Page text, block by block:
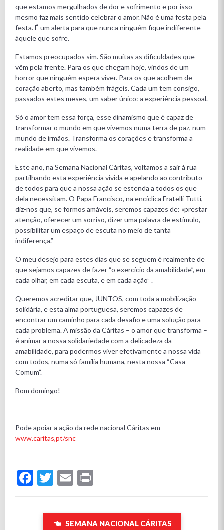
que estamos mergulhados de dor e sofrimento e por isso
mesmo faz mais sentido celebrar o amor. Não é uma festa pela
festa. É um alerta para que nunca ninguém fique indiferente
àquele que sofre.
Estamos preocupados sim. São muitas as dificuldades que
vêm pela frente. Para os que chegam hoje, vindos de um
horror que ninguém espera viver. Para os que acolhem de
coração aberto, mas também frágeis. Cada um tem consigo,
passados estes meses, um saber único: a experiência pessoal.
Só o amor tem essa força, esse dinamismo que é capaz de
transformar o mundo em que vivemos numa terra de paz, num
mundo de irmãos. Transforma os corações e transforma a
realidade em que vivemos.
Este ano, na Semana Nacional Cáritas, voltamos a sair à rua
partilhando esta experiência vivida e apelando ao contributo
de todos para que a nossa ação se estenda a todos os que
dela necessitam. O Papa Francisco, na encíclica Fratelli Tutti,
diz-nos que, se formos amáveis, seremos capazes de: «prestar
atenção, oferecer um sorriso, dizer uma palavra de estímulo,
possibilitar um espaço de escuta no meio de tanta
indiferença.”
O meu desejo para estes dias que se seguem é realmente de
que sejamos capazes de fazer “o exercício da amabilidade”, em
cada olhar, em cada escuta, e em cada ação” .
Queremos acreditar que, JUNTOS, com toda a mobilização
solidária, e esta alma portuguesa, seremos capazes de
encontrar um caminho para cada desafio e uma solução para
cada problema. A missão da Cáritas – o amor que transforma –
é animar a nossa solidariedade com a delicadeza da
amabilidade, para podermos viver efetivamente a nossa vida
com todos, numa só família humana, nesta nossa “Casa
Comum”.
Bom domingo!
Pode apoiar a ação da rede nacional Cáritas em
www.caritas,pt/snc
Facebook
Twitter
Email
SEMANA NACIONAL CÁRITAS